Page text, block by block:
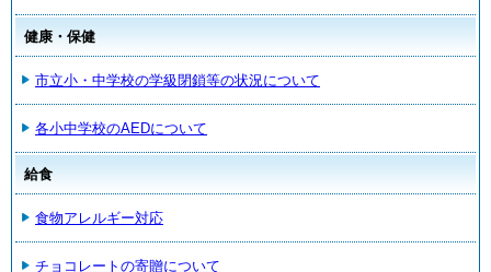
健康・保健
市立小・中学校の学級閉鎖等の状況について
各小中学校のAEDについて
給食
食物アレルギー対応
チョコレートの寄贈について